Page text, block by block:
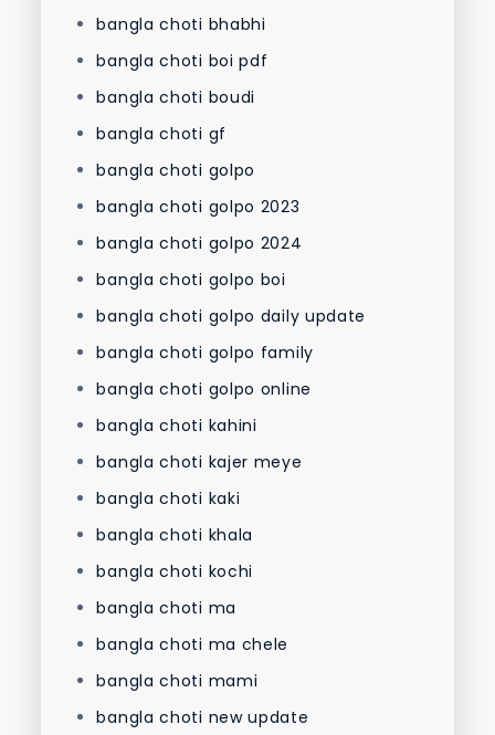
bangla choti bhabhi
bangla choti boi pdf
bangla choti boudi
bangla choti gf
bangla choti golpo
bangla choti golpo 2023
bangla choti golpo 2024
bangla choti golpo boi
bangla choti golpo daily update
bangla choti golpo family
bangla choti golpo online
bangla choti kahini
bangla choti kajer meye
bangla choti kaki
bangla choti khala
bangla choti kochi
bangla choti ma
bangla choti ma chele
bangla choti mami
bangla choti new update